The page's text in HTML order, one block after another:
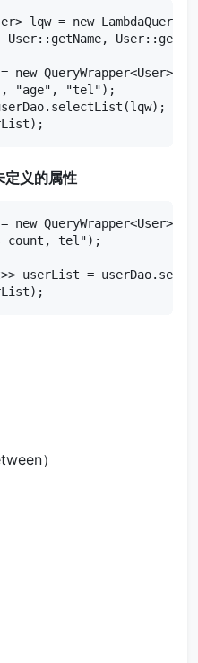
lqw = new
new QueryWrapper<User>();
"age", "tel");
定义的属性
new QueryWrapper<User>();
count, tel");
userList =
）